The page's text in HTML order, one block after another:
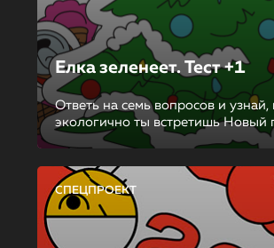
Елка зеленеет. Тест +1
Ответь на семь вопросов и узнай,
экологично ты встретишь Новый
СПЕЦПРОЕКТ